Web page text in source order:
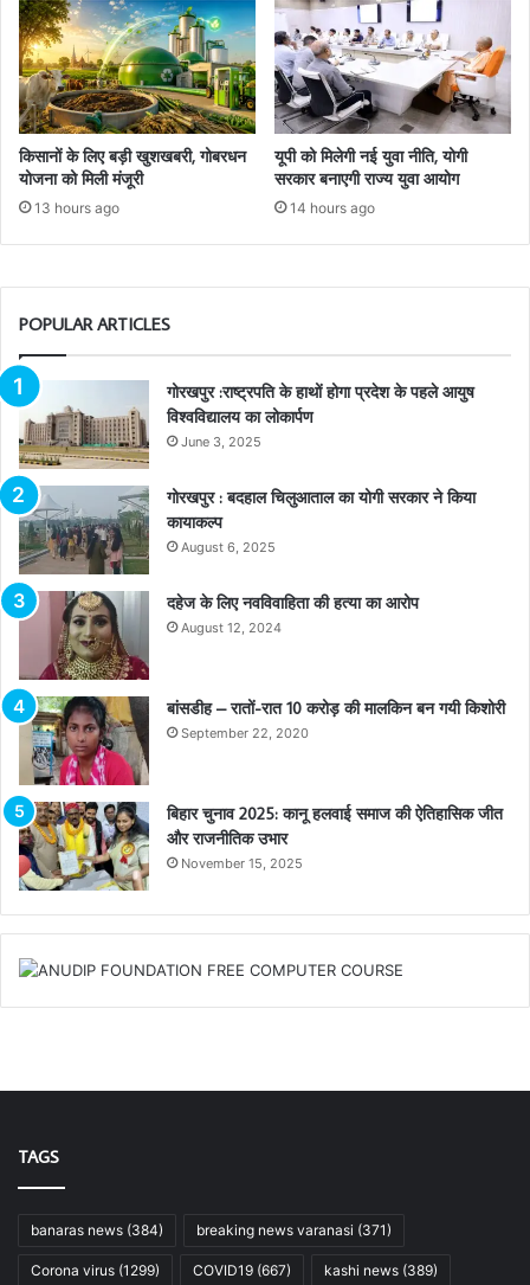
किसानों के लिए बड़ी खुशखबरी, गोबरधन
योजना को मिली मंजूरी
13 hours ago
यूपी को मिलेगी नई युवा नीति, योगी
सरकार बनाएगी राज्य युवा आयोग
14 hours ago
POPULAR ARTICLES
गोरखपुर :राष्ट्रपति के हाथों होगा प्रदेश के पहले आयुष
विश्वविद्यालय का लोकार्पण
June 3, 2025
गोरखपुर : बदहाल चिलुआताल का योगी सरकार ने किया
कायाकल्प
August 6, 2025
दहेज के लिए नवविवाहिता की हत्या का आरोप
August 12, 2024
बांसडीह – रातों-रात 10 करोड़ की मालकिन बन गयी किशोरी
September 22, 2020
बिहार चुनाव 2025: कानू हलवाई समाज की ऐतिहासिक जीत
और राजनीतिक उभार
November 15, 2025
TAGS
banaras news (384) breaking news varanasi (371)
Corona virus (1299) COVID19 (667) kashi news (389)